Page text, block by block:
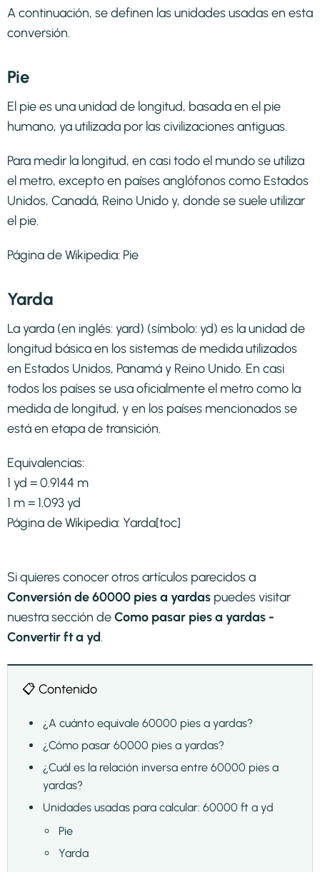
A continuación, se definen las unidades usadas en esta
conversión.
Pie
El pie es una unidad de longitud, basada en el pie
humano, ya utilizada por las civilizaciones antiguas.
Para medir la longitud, en casi todo el mundo se utiliza
el metro, excepto en países anglófonos como Estados
Unidos, Canadá, Reino Unido y, donde se suele utilizar
el pie.
Página de Wikipedia: Pie
Yarda
La yarda (en inglés: yard) (símbolo: yd) es la unidad de
longitud básica en los sistemas de medida utilizados
en Estados Unidos, Panamá y Reino Unido. En casi
todos los países se usa oficialmente el metro como la
medida de longitud, y en los países mencionados se
está en etapa de transición.​
Equivalencias:
1 yd = 0.9144 m
1 m = 1.093 yd
Página de Wikipedia: Yarda[toc]
Si quieres conocer otros artículos parecidos a
Conversión de 60000 pies a yardas puedes visitar
nuestra sección deComo pasar pies a yardas -
Convertir ft a yd.
📋 Contenido
¿A cuánto equivale 60000 pies a yardas?
¿Cómo pasar 60000 pies a yardas?
¿Cuál es la relación inversa entre 60000 pies a
yardas?
Unidades usadas para calcular: 60000 ft a yd
Pie
Yarda